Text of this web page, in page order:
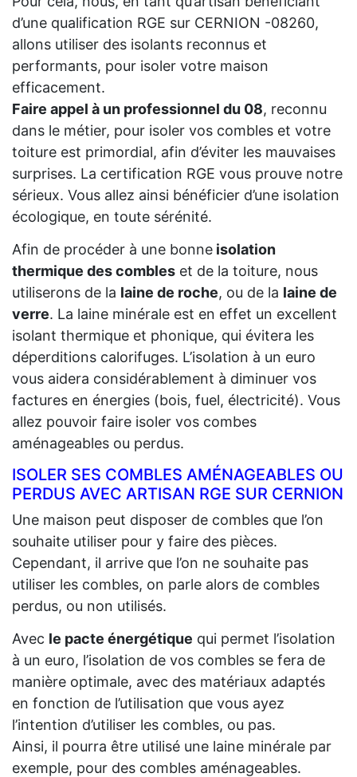
d’une qualification RGE sur CERNION -08260,
allons utiliser des isolants reconnus et
performants, pour isoler votre maison
efficacement.
Faire appel à un professionnel du 08, reconnu
dans le métier, pour isoler vos combles et votre
toiture est primordial, afin d’éviter les mauvaises
surprises. La certification RGE vous prouve notre
sérieux. Vous allez ainsi bénéficier d’une isolation
écologique, en toute sérénité.
Afin de procéder à une bonne isolation
thermique des combles et de la toiture, nous
utiliserons de la laine de roche, ou de la laine de
verre. La laine minérale est en effet un excellent
isolant thermique et phonique, qui évitera les
déperditions calorifuges. L’isolation à un euro
vous aidera considérablement à diminuer vos
factures en énergies (bois, fuel, électricité). Vous
allez pouvoir faire isoler vos combes
aménageables ou perdus.
ISOLER SES COMBLES AMÉNAGEABLES OU
PERDUS AVEC ARTISAN RGE SUR CERNION
Une maison peut disposer de combles que l’on
souhaite utiliser pour y faire des pièces.
Cependant, il arrive que l’on ne souhaite pas
utiliser les combles, on parle alors de combles
perdus, ou non utilisés.
Avec le pacte énergétique qui permet l’isolation
à un euro, l’isolation de vos combles se fera de
manière optimale, avec des matériaux adaptés
en fonction de l’utilisation que vous ayez
l’intention d’utiliser les combles, ou pas.
Ainsi, il pourra être utilisé une laine minérale par
exemple, pour des combles aménageables.